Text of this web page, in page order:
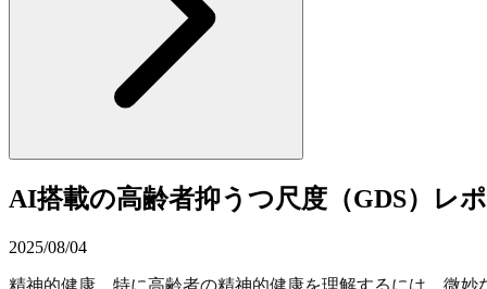
AI搭載の高齢者抑うつ尺度（GDS）レ
2025/08/04
精神的健康、特に高齢者の精神的健康を理解するには、微妙